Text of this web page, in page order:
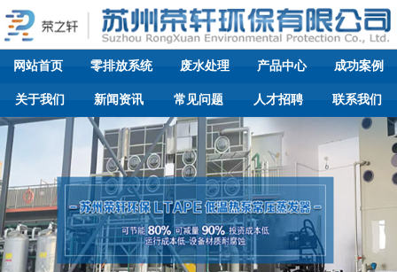
网站首页 零排放系统 废水处理 产品中心 成功案例
关于我们 新闻资讯 常见问题 人才招聘 联系我们